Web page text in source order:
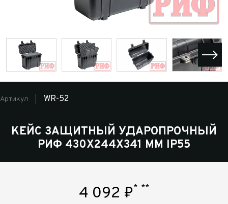
Артикул WR-52
КЕЙС ЗАЩИТНЫЙ УДАРОПРОЧНЫЙ
РИФ 430Х244Х341 ММ IP55
4 092 ₽* **